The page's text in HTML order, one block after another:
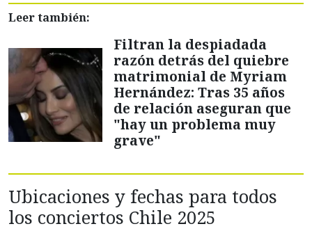
Leer también:
Filtran la despiadada
razón detrás del quiebre
matrimonial de Myriam
Hernández: Tras 35 años
de relación aseguran que
"hay un problema muy
grave"
Ubicaciones y fechas para todos
los conciertos Chile 2025